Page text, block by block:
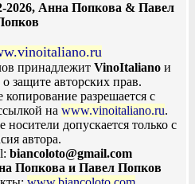
2026, Анна Попкова & Павел
принадлежит VinoItalianoи
защите авторских прав.
разрешается с
на www.vinoitaliano.ru.
допускается только с
автора.
biancoloto@gmail.com
Попкова и Павел Попков